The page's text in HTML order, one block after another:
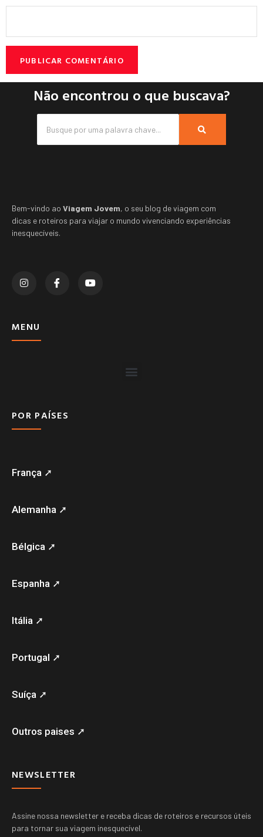
Não encontrou o que buscava?
Bem-vindo ao Viagem Jovem, o seu blog de viagem com
dicas e roteiros para viajar o mundo vivenciando experiências
inesquecíveis.
MENU
POR PAÍSES
França ➚
Alemanha ➚
Bélgica ➚
Espanha ➚
Itália ➚
Portugal ➚
Suíça ➚
Outros paises ➚
NEWSLETTER
Assine nossa newsletter e receba dicas de roteiros e recursos úteis
para tornar sua viagem inesquecível.